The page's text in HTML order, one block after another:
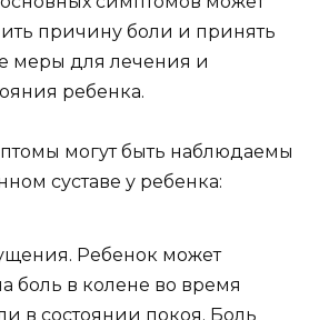
причину боли и принять
меры для лечения и
ребенка.
могут быть наблюдаемы
суставе у ребенка:
Ребенок может
боль в колене во время
в состоянии покоя. Боль